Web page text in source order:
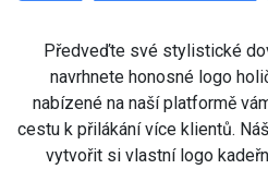
Předveďte své stylistické
navrhnete honosné logo
nabízené na naší platformě
cestu k přilákání více klientů.
vytvořit si vlastní logo